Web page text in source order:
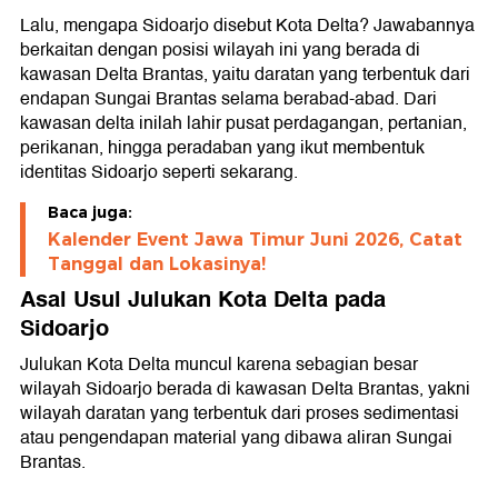
Dari Sidokare Menjadi Sidoarjo
Lalu, mengapa Sidoarjo disebut Kota Delta? Jawabannya
berkaitan dengan posisi wilayah ini yang berada di
kawasan Delta Brantas, yaitu daratan yang terbentuk dari
endapan Sungai Brantas selama berabad-abad. Dari
kawasan delta inilah lahir pusat perdagangan, pertanian,
perikanan, hingga peradaban yang ikut membentuk
identitas Sidoarjo seperti sekarang.
Baca juga:
Kalender Event Jawa Timur Juni 2026, Catat
Tanggal dan Lokasinya!
Asal Usul Julukan Kota Delta pada
Sidoarjo
Julukan Kota Delta muncul karena sebagian besar
wilayah Sidoarjo berada di kawasan Delta Brantas, yakni
wilayah daratan yang terbentuk dari proses sedimentasi
atau pengendapan material yang dibawa aliran Sungai
Brantas.